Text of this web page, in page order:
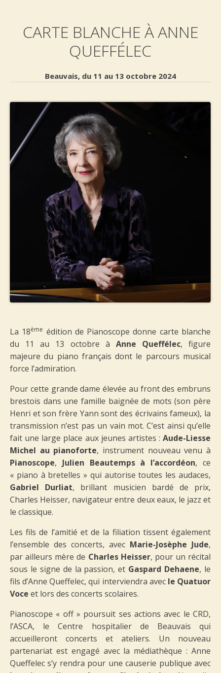
CARTE BLANCHE À ANNE
QUEFFÉLEC
Beauvais, du 11 au 13 octobre 2024
La 18ème édition de Pianoscope donne carte blanche
du 11 au 13 octobre à Anne Queffélec, figure
majeure du piano français dont le parcours musical
force l’admiration.
Pour cette grande dame élevée au front des embruns
brestois dans une famille baignée de mots (son père
Henri et son frère Yann sont des écrivains fameux), la
transmission n’est pas un vain mot. C’est ainsi qu’elle
fait une large place aux jeunes artistes : Aude-Liesse
Michel au pianoforte, instrument nouveau venu à
Pianoscope, Julien Beautemps à l’accordéon, ce
« piano à bretelles » qui autorise toutes les audaces,
Gabriel Durliat, brillant musicien bardé de prix,
Charles Heisser, navigateur entre deux eaux, le jazz et
le classique.
Les fils de l’amitié et de la filiation tissent également
l’ensemble des concerts, avec Marie-Josèphe Jude,
par ailleurs mère de Charles Heisser, pour un récital
sous le signe de la passion, et Gaspard Dehaene, le
fils d’Anne Queffelec, qui interviendra avec le Quatuor
Voce et lors des concerts scolaires.
Pianoscope « off » poursuit ses actions avec le CRD,
l’ASCA, le Centre hospitalier de Beauvais qui
accueilleront concerts et ateliers. Un nouveau
partenariat est engagé avec la médiathèque : Anne
Queffelec s’y rendra pour une causerie publique avec